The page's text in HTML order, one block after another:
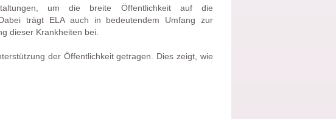
um die breite Öffentlichkeit auf die
trägt ELA auch in bedeutendem Umfang zur
dieser Krankheiten bei.
der Öffentlichkeit getragen. Dies zeigt, wie